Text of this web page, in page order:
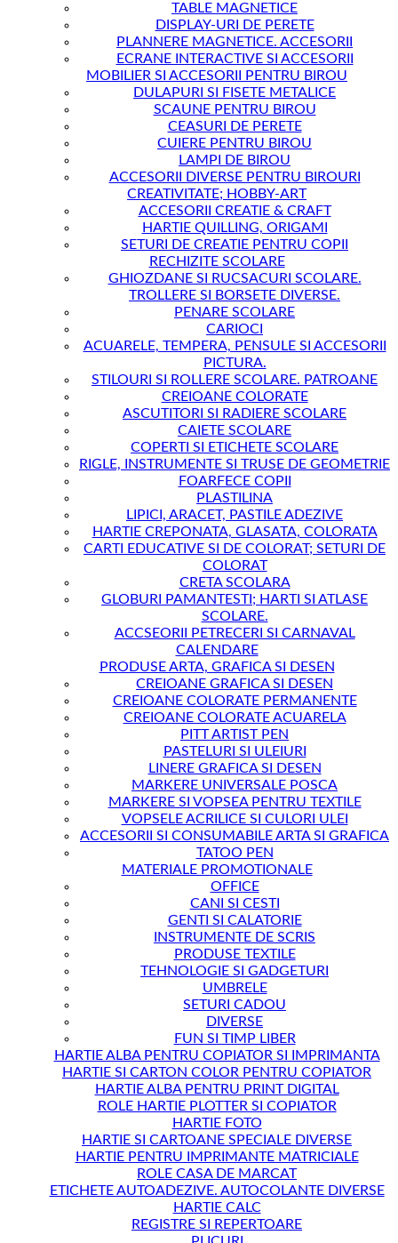
TABLE MAGNETICE
DISPLAY-URI DE PERETE
PLANNERE MAGNETICE. ACCESORII
ECRANE INTERACTIVE SI ACCESORII
MOBILIER SI ACCESORII PENTRU BIROU
DULAPURI SI FISETE METALICE
SCAUNE PENTRU BIROU
CEASURI DE PERETE
CUIERE PENTRU BIROU
LAMPI DE BIROU
ACCESORII DIVERSE PENTRU BIROURI
CREATIVITATE; HOBBY-ART
ACCESORII CREATIE & CRAFT
HARTIE QUILLING, ORIGAMI
SETURI DE CREATIE PENTRU COPII
RECHIZITE SCOLARE
GHIOZDANE SI RUCSACURI SCOLARE.
TROLLERE SI BORSETE DIVERSE.
PENARE SCOLARE
CARIOCI
ACUARELE, TEMPERA, PENSULE SI ACCESORII
PICTURA.
STILOURI SI ROLLERE SCOLARE. PATROANE
CREIOANE COLORATE
ASCUTITORI SI RADIERE SCOLARE
CAIETE SCOLARE
COPERTI SI ETICHETE SCOLARE
RIGLE, INSTRUMENTE SI TRUSE DE GEOMETRIE
FOARFECE COPII
PLASTILINA
LIPICI, ARACET, PASTILE ADEZIVE
HARTIE CREPONATA, GLASATA, COLORATA
CARTI EDUCATIVE SI DE COLORAT; SETURI DE
COLORAT
CRETA SCOLARA
GLOBURI PAMANTESTI; HARTI SI ATLASE
SCOLARE.
ACCSEORII PETRECERI SI CARNAVAL
CALENDARE
PRODUSE ARTA, GRAFICA SI DESEN
CREIOANE GRAFICA SI DESEN
CREIOANE COLORATE PERMANENTE
CREIOANE COLORATE ACUARELA
PITT ARTIST PEN
PASTELURI SI ULEIURI
LINERE GRAFICA SI DESEN
MARKERE UNIVERSALE POSCA
MARKERE SI VOPSEA PENTRU TEXTILE
VOPSELE ACRILICE SI CULORI ULEI
ACCESORII SI CONSUMABILE ARTA SI GRAFICA
TATOO PEN
MATERIALE PROMOTIONALE
OFFICE
CANI SI CESTI
GENTI SI CALATORIE
INSTRUMENTE DE SCRIS
PRODUSE TEXTILE
TEHNOLOGIE SI GADGETURI
UMBRELE
SETURI CADOU
DIVERSE
FUN SI TIMP LIBER
HARTIE ALBA PENTRU COPIATOR SI IMPRIMANTA
HARTIE SI CARTON COLOR PENTRU COPIATOR
HARTIE ALBA PENTRU PRINT DIGITAL
ROLE HARTIE PLOTTER SI COPIATOR
HARTIE FOTO
HARTIE SI CARTOANE SPECIALE DIVERSE
HARTIE PENTRU IMPRIMANTE MATRICIALE
ROLE CASA DE MARCAT
ETICHETE AUTOADEZIVE. AUTOCOLANTE DIVERSE
HARTIE CALC
REGISTRE SI REPERTOARE